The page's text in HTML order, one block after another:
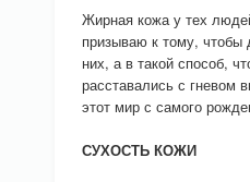
Жирная кожа у тех
призываю к тому,
них, а в такой способ,
расставались с гневом
этот мир с самого
СУХОСТЬ КОЖИ